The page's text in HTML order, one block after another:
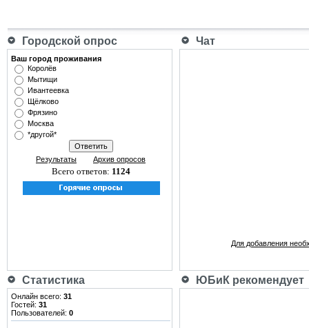
Городской опрос Чат
Ваш город проживания
Королёв
Мытищи
Ивантеевка
Щёлково
Фрязино
Москва
*другой*
Результаты Архив опросов
Всего ответов: 1124
Для добавления
Статистика ЮБиК рекомендует
Онлайн всего: 31
Гостей: 31
Пользователей: 0